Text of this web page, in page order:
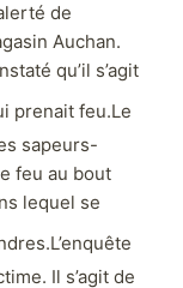
de
Auchan.
qu’il s’agit
prenait feu.Le
sapeurs-
feu au bout
lequel se
L’enquête
Il s’agit de